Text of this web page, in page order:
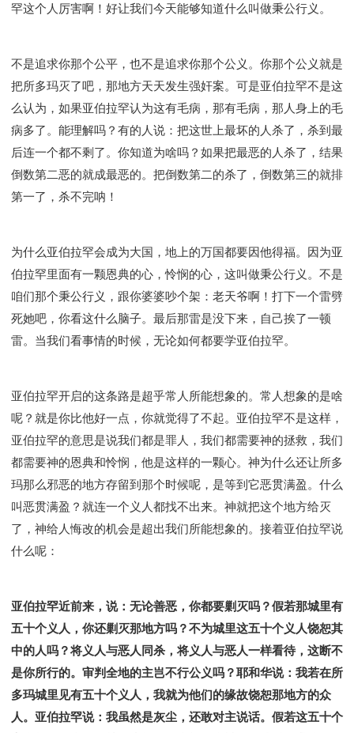
罕这个人厉害啊！好让我们今天能够知道什么叫做秉公行义。
不是追求你那个公平，也不是追求你那个公义。你那个公义就是
把所多玛灭了吧，那地方天天发生强奸案。可是亚伯拉罕不是这
么认为，如果亚伯拉罕认为这有毛病，那有毛病，那人身上的毛
病多了。能理解吗？有的人说：把这世上最坏的人杀了，杀到最
后连一个都不剩了。你知道为啥吗？如果把最恶的人杀了，结果
倒数第二恶的就成最恶的。把倒数第二的杀了，倒数第三的就排
第一了，杀不完呐！
为什么亚伯拉罕会成为大国，地上的万国都要因他得福。因为亚
伯拉罕里面有一颗恩典的心，怜悯的心，这叫做秉公行义。不是
咱们那个秉公行义，跟你婆婆吵个架：老天爷啊！打下一个雷劈
死她吧，你看这什么脑子。最后那雷是没下来，自己挨了一顿
雷。当我们看事情的时候，无论如何都要学亚伯拉罕。
亚伯拉罕开启的这条路是超乎常人所能想象的。常人想象的是啥
呢？就是你比他好一点，你就觉得了不起。亚伯拉罕不是这样，
亚伯拉罕的意思是说我们都是罪人，我们都需要神的拯救，我们
都需要神的恩典和怜悯，他是这样的一颗心。神为什么还让所多
玛那么邪恶的地方存留到那个时候呢，是等到它恶贯满盈。什么
叫恶贯满盈？就连一个义人都找不出来。神就把这个地方给灭
了，神给人悔改的机会是超出我们所能想象的。接着亚伯拉罕说
什么呢：
亚伯拉罕近前来，说：无论善恶，你都要剿灭吗？假若那城里有
五十个义人，你还剿灭那地方吗？不为城里这五十个义人饶恕其
中的人吗？将义人与恶人同杀，将义人与恶人一样看待，这断不
是你所行的。审判全地的主岂不行公义吗？耶和华说：我若在所
多玛城里见有五十个义人，我就为他们的缘故饶恕那地方的众
人。亚伯拉罕说：我虽然是灰尘，还敢对主说话。假若这五十个